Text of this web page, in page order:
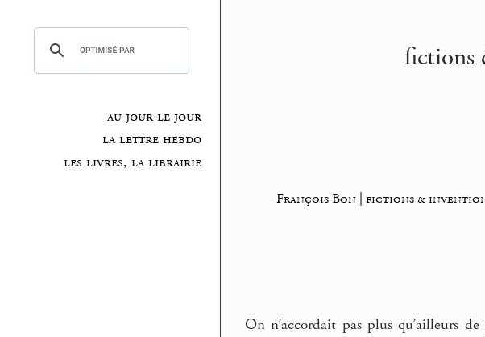
au jour le jour
la lettre hebdo
les livres, la librairie
fictions
François Bon | fictions &
On n’accordait pas plus qu’ailleurs